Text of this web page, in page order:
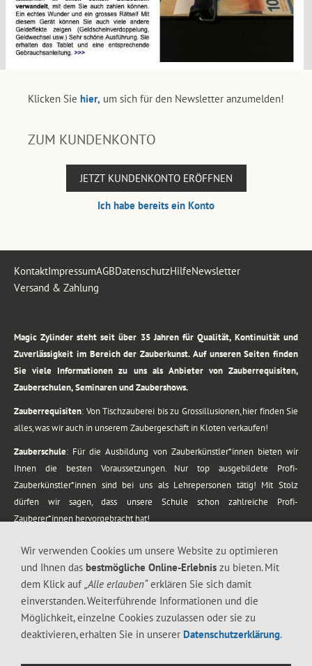
Klicken Sie hier, um sich für den Newsletter anzumelden!
ZUM KUNDENKONTO
JETZT KUNDENKONTO ERÖFFNEN
Ich habe bereits ein Konto
KontaktImpressumAGBDatenschutzHilfeNewsletter
Versand & Zahlung
Magic Zylinder steht seit über 35 Jahren für Qualität, Kontinuität und
Zuverlässigkeit im Bereich der Zauberkunst. Auf unseren Seiten finden
Sie viele Informationen zu uns als Anbieter von Zauberrequisiten,
Zauberschulen, Seminaren und Zaubershows.
Zauberrequisiten: Von Tischzauberei bis zu Grossillusionen, hier finden Sie
alles, was wir auch in unserem Zaubergeschäft in Kloten verkaufen!
Zauberschule: Für die Ausbildung von Zauberkünstler*innen bieten wir
Ihnen die besten Voraussetzungen. Nur top ausgebildete Profi-
Zauberkünstler*innen sind bei uns als Lehrepersonen tätig! Mit Stolz
dürfen wir sagen, dass unsere Schule schon zahlreiche Profi-
Zauberer*innen hervorgebracht hat!
vom Kinderprogramm bis zur Tischzauberei. Lassen Sie sich faszinieren von
meiner Zauber-Sprech-Show, angerührt mit sprachlichen Sequenzen,
gewürzt mit Gags und visuellen Illusionen wie Kaninchen, Vasen, Seilen,
Wir verwenden Cookies um unsere Website zu optimieren
und Ihnen das bestmögliche Online-Erlebnis zu bieten. Mit
dem Klick auf „Alle erlauben“erklären Sie sich damit
einverstanden. Weiterführende Informationen und die
Möglichkeit, einzelne Cookies zuzulassen oder sie zu
deaktivieren, erhalten Sie in unserer Datenschutzerklärung.